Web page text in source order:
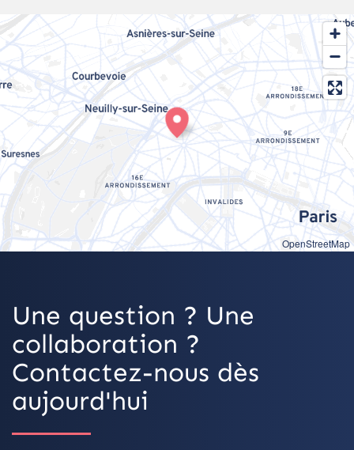
OpenStreetMap
Une question ? Une
collaboration ?
Contactez-nous dès
aujourd'hui